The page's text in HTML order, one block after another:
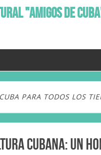
"AMIGOS DE
PARA TODOS LOS
Cubana: un